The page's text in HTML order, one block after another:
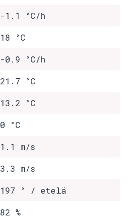
-1.1 °C/h
18 °C
-0.9 °C/h
21.7 °C
13.2 °C
0 °C
1.1 m/s
3.3 m/s
197 ° / etelä
82 %